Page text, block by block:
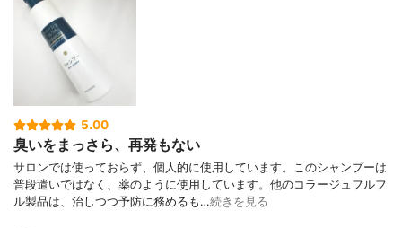
5.00
臭いをまっさら、再発もない
サロンでは使っておらず、個人的に使用しています。このシャンプーは
普段遣いではなく、薬のように使用しています。他のコラージュフルフ
ル製品は、治しつつ予防に務めるも…続きを見る